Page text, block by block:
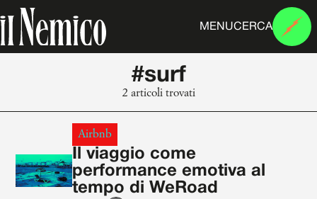
MENUCERCA
#surf
2 articoli trovati
Airbnb
Il viaggio come
performance emotiva al
tempo di WeRoad